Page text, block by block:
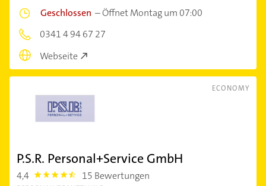
Geschlossen –Öffnet Montag um 07:00
0341 4 94 67 27
Webseite
ECONOMY
P.S.R. Personal+Service GmbH
4,4 4.4 15 Bewertungen